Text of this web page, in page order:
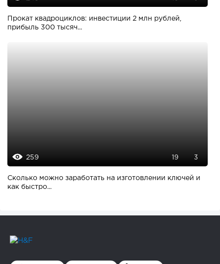
Прокат квадроциклов: инвестиции 2 млн рублей,
прибыль 300 тысяч...
259 19 3
Сколько можно заработать на изготовлении ключей и
как быстро...